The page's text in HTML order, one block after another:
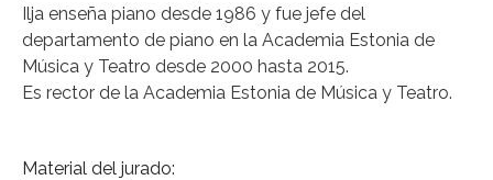
Ilja enseña piano desde 1986 y fue jefe del
departamento de piano en la Academia Estonia de
Música y Teatro desde 2000 hasta 2015.
Es rector de la Academia Estonia de Música y Teatro.
Material del jurado: